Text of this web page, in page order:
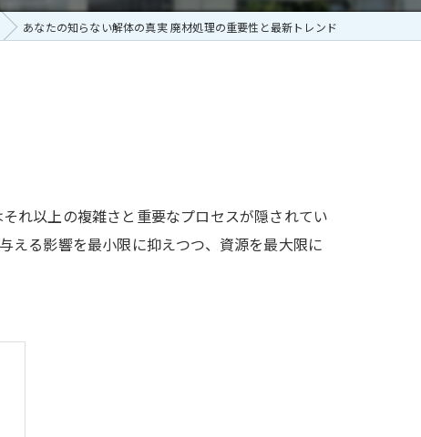
あなたの知らない解体の真実 廃材処理の重要性と最新トレンド
れ以上の複雑さと重要なプロセスが隠されてい
える影響を最小限に抑えつつ、資源を最大限に